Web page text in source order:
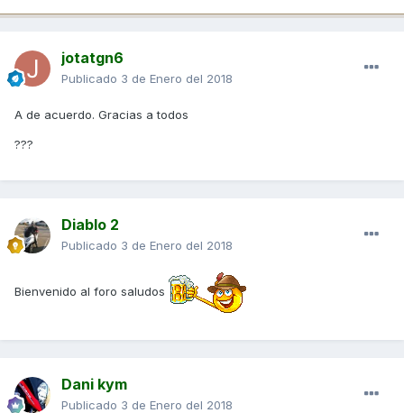
jotatgn6
Publicado 3 de Enero del 2018
A de acuerdo. Gracias a todos
???
Diablo 2
Publicado 3 de Enero del 2018
Bienvenido al foro saludos
Dani kym
Publicado 3 de Enero del 2018